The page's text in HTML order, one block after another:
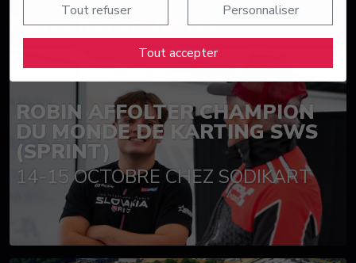
Tout refuser Personnaliser
Tout accepter
Suivez nos actualités
ROBIN AFFOLTER CHAMPION
DU MONDE DE KARTING SWS
(SPRINT)
14-15 OCTOBRE CHEZ SODIKART